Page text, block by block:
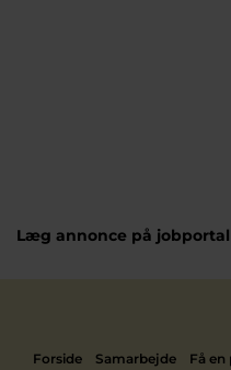
Læg annonce på jobportal
Forside Samarbejde
Få